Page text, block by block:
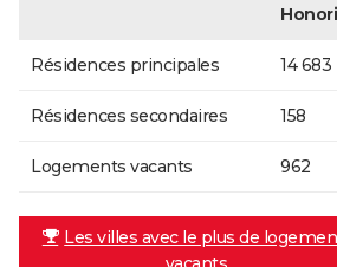
Résidences principales 14 683
Résidences secondaires 158
Logements vacants 962
Les villes avec le plus de